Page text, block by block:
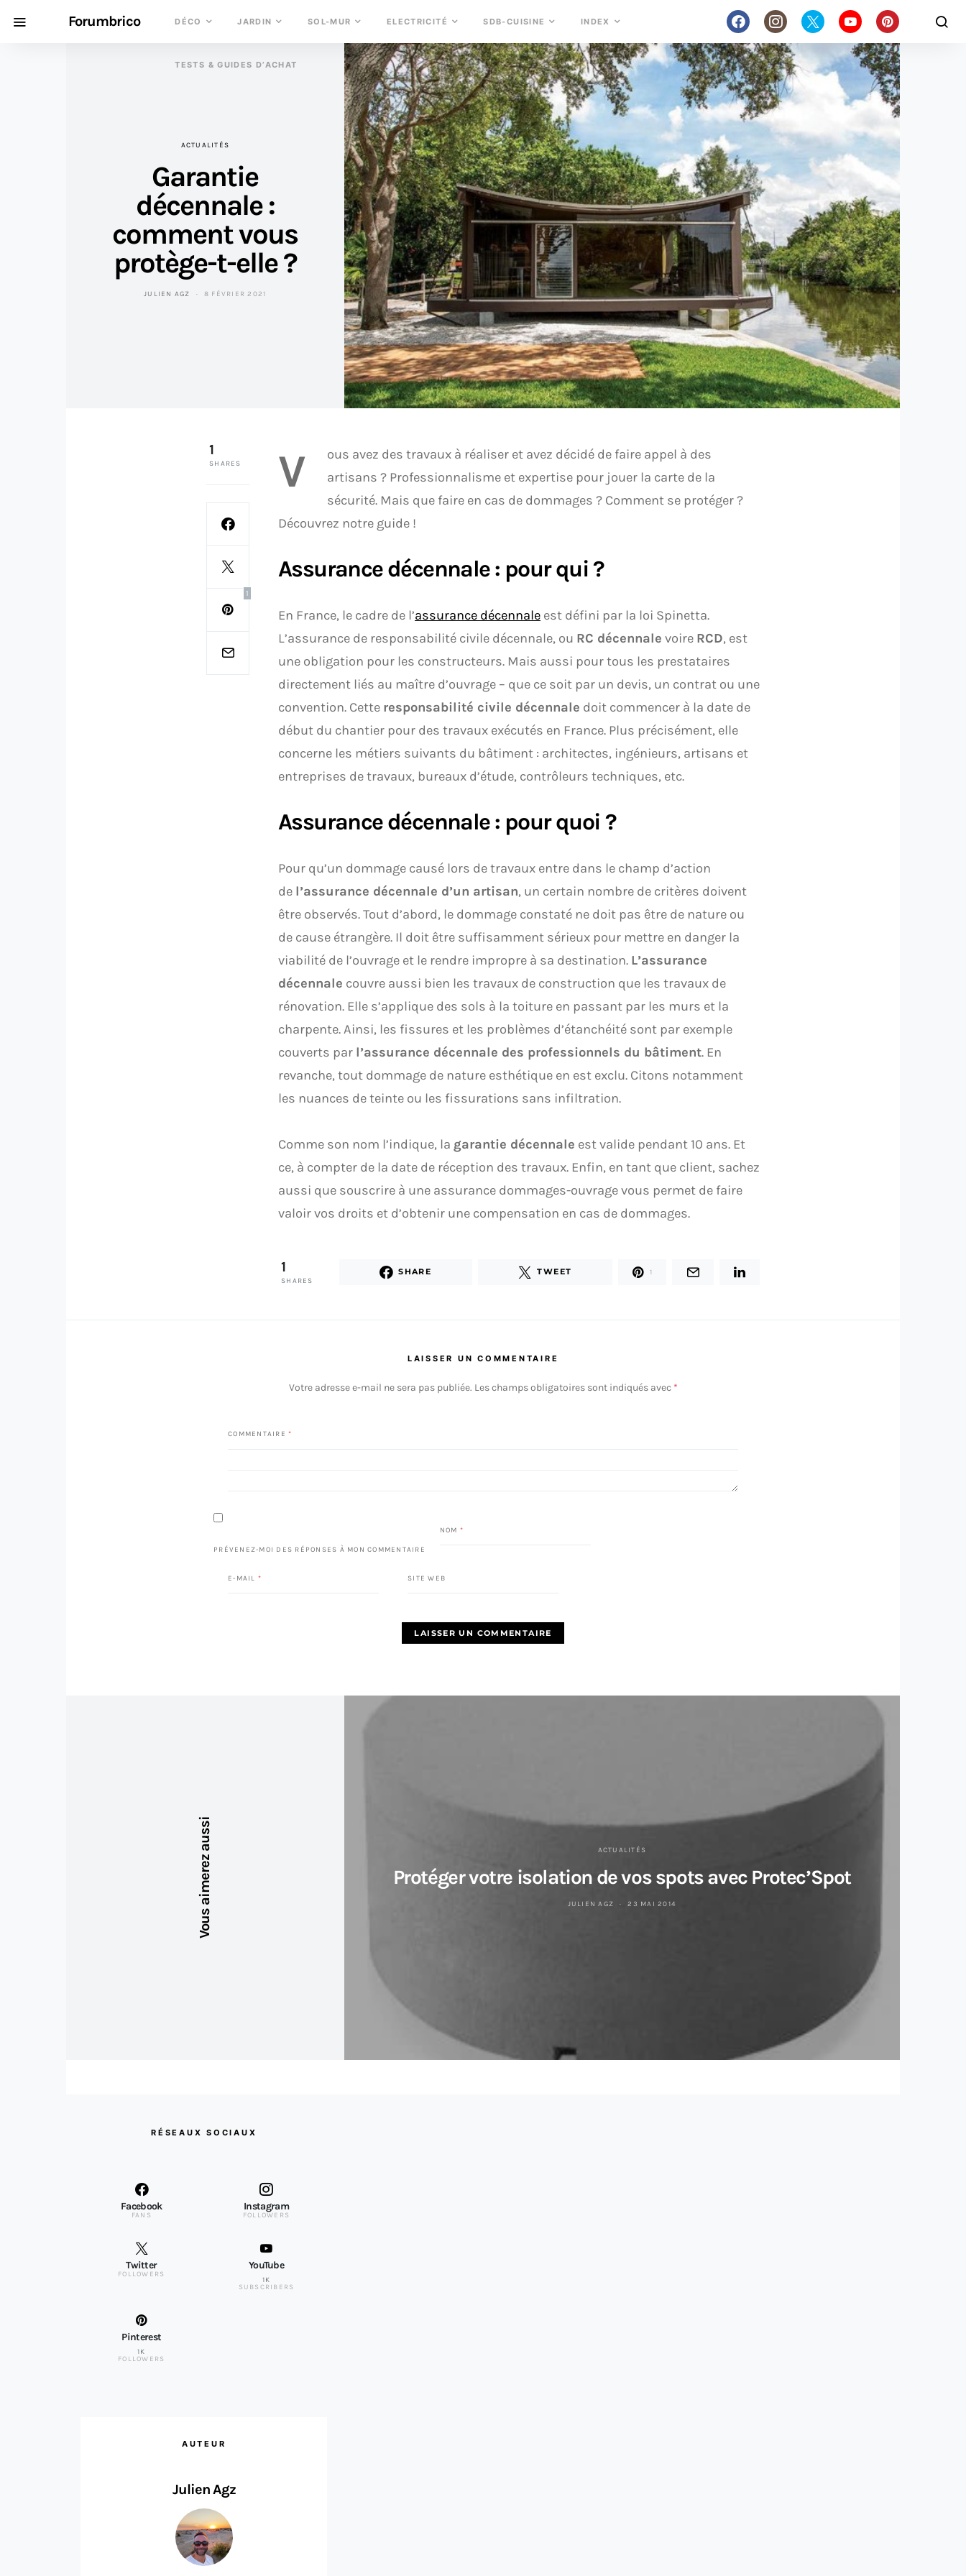
Forumbrico DÉCO JARDIN SOL-MUR ELECTRICITÉ SDB-CUISINE INDEX
TESTS & GUIDES D’ACHAT
ACTUALITÉS
Garantie
décennale :
comment vous
protège-t-elle ?
JULIEN AGZ 8 FÉVRIER 2021
1
SHARES
1
V
ous avez des travaux à réaliser et avez décidé de faire appel à des
artisans ? Professionnalisme et expertise pour jouer la carte de la
sécurité. Mais que faire en cas de dommages ? Comment se protéger ?
Découvrez notre guide !
Assurance décennale : pour qui ?
En France, le cadre de l’assurance décennale est défini par la loi Spinetta.
L’assurance de responsabilité civile décennale, ou RC décennale voire RCD, est
une obligation pour les constructeurs. Mais aussi pour tous les prestataires
directement liés au maître d’ouvrage – que ce soit par un devis, un contrat ou une
convention. Cette responsabilité civile décennale doit commencer à la date de
début du chantier pour des travaux exécutés en France. Plus précisément, elle
concerne les métiers suivants du bâtiment : architectes, ingénieurs, artisans et
entreprises de travaux, bureaux d’étude, contrôleurs techniques, etc.
Assurance décennale : pour quoi ?
Pour qu’un dommage causé lors de travaux entre dans le champ d’action
de l’assurance décennale d’un artisan, un certain nombre de critères doivent
être observés. Tout d’abord, le dommage constaté ne doit pas être de nature ou
de cause étrangère. Il doit être suffisamment sérieux pour mettre en danger la
viabilité de l’ouvrage et le rendre impropre à sa destination. L’assurance
décennale couvre aussi bien les travaux de construction que les travaux de
rénovation. Elle s’applique des sols à la toiture en passant par les murs et la
charpente. Ainsi, les fissures et les problèmes d’étanchéité sont par exemple
couverts par l’assurance décennale des professionnels du bâtiment. En
revanche, tout dommage de nature esthétique en est exclu. Citons notamment
les nuances de teinte ou les fissurations sans infiltration.
Comme son nom l’indique, la garantie décennale est valide pendant 10 ans. Et
ce, à compter de la date de réception des travaux. Enfin, en tant que client, sachez
aussi que souscrire à une assurance dommages-ouvrage vous permet de faire
valoir vos droits et d’obtenir une compensation en cas de dommages.
1
SHARES
SHARE TWEET 1
LAISSER UN COMMENTAIRE
Votre adresse e-mail ne sera pas publiée. Les champs obligatoires sont indiqués avec *
COMMENTAIRE *
PRÉVENEZ-MOI DES RÉPONSES À MON COMMENTAIRE
NOM *
E-MAIL * SITE WEB
Vous aimerez aussi ACTUALITÉS
Protéger votre isolation de vos spots avec Protec’Spot
JULIEN AGZ 23 MAI 2014
RÉSEAUX SOCIAUX
Facebook
FANS
Instagram
FOLLOWERS
Twitter
FOLLOWERS
YouTube
1K
SUBSCRIBERS
Pinterest
1K
FOLLOWERS
AUTEUR
Julien Agz